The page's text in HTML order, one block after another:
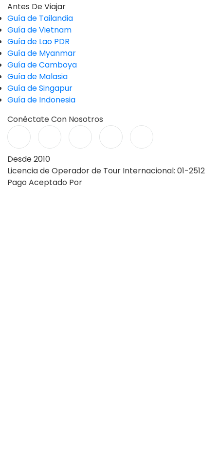
Antes De Viajar
Guía de Tailandia
Guía de Vietnam
Guía de Lao PDR
Guía de Myanmar
Guía de Camboya
Guía de Malasia
Guía de Singapur
Guía de Indonesia
Conéctate Con Nosotros
Desde 2010
Licencia de Operador de Tour Internacional: 01-2512
Pago Aceptado Por